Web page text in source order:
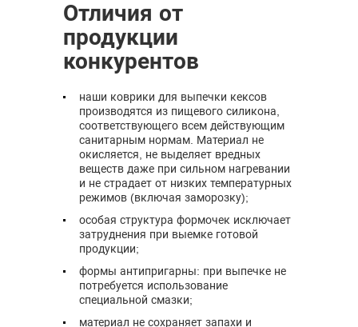
Отличия от
продукции
конкурентов
наши коврики для выпечки кексов
производятся из пищевого силикона,
соответствующего всем действующим
санитарным нормам. Материал не
окисляется, не выделяет вредных
веществ даже при сильном нагревании
и не страдает от низких температурных
режимов (включая заморозку);
особая структура формочек исключает
затруднения при выемке готовой
продукции;
формы антипригарны: при выпечке не
потребуется использование
специальной смазки;
материал не сохраняет запахи и